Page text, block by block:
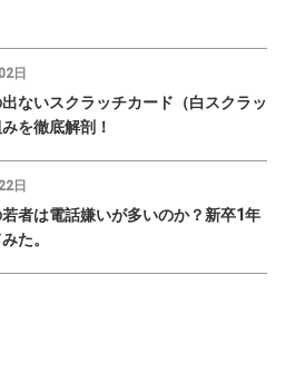
日
ないスクラッチカード（白スクラッ
を徹底解剖！
日
者は電話嫌いが多いのか？新卒1年
た。